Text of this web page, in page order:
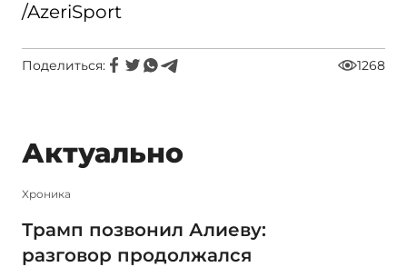
/AzeriSport
Поделиться: 1268
Актуально
Xроника
Трамп позвонил Алиеву:
разговор продолжался